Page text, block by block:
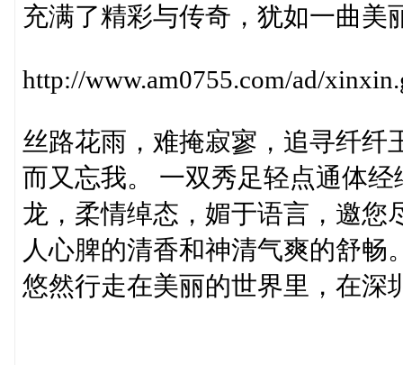
充满了精彩与传奇，犹如一曲美
http://www.am0755.com/ad/
丝路花雨，难掩寂寥，追寻纤纤
而又忘我。 一双秀足轻点通体
龙，柔情绰态，媚于语言，邀您
人心脾的清香和神清气爽的舒
悠然行走在美丽的世界里，在深